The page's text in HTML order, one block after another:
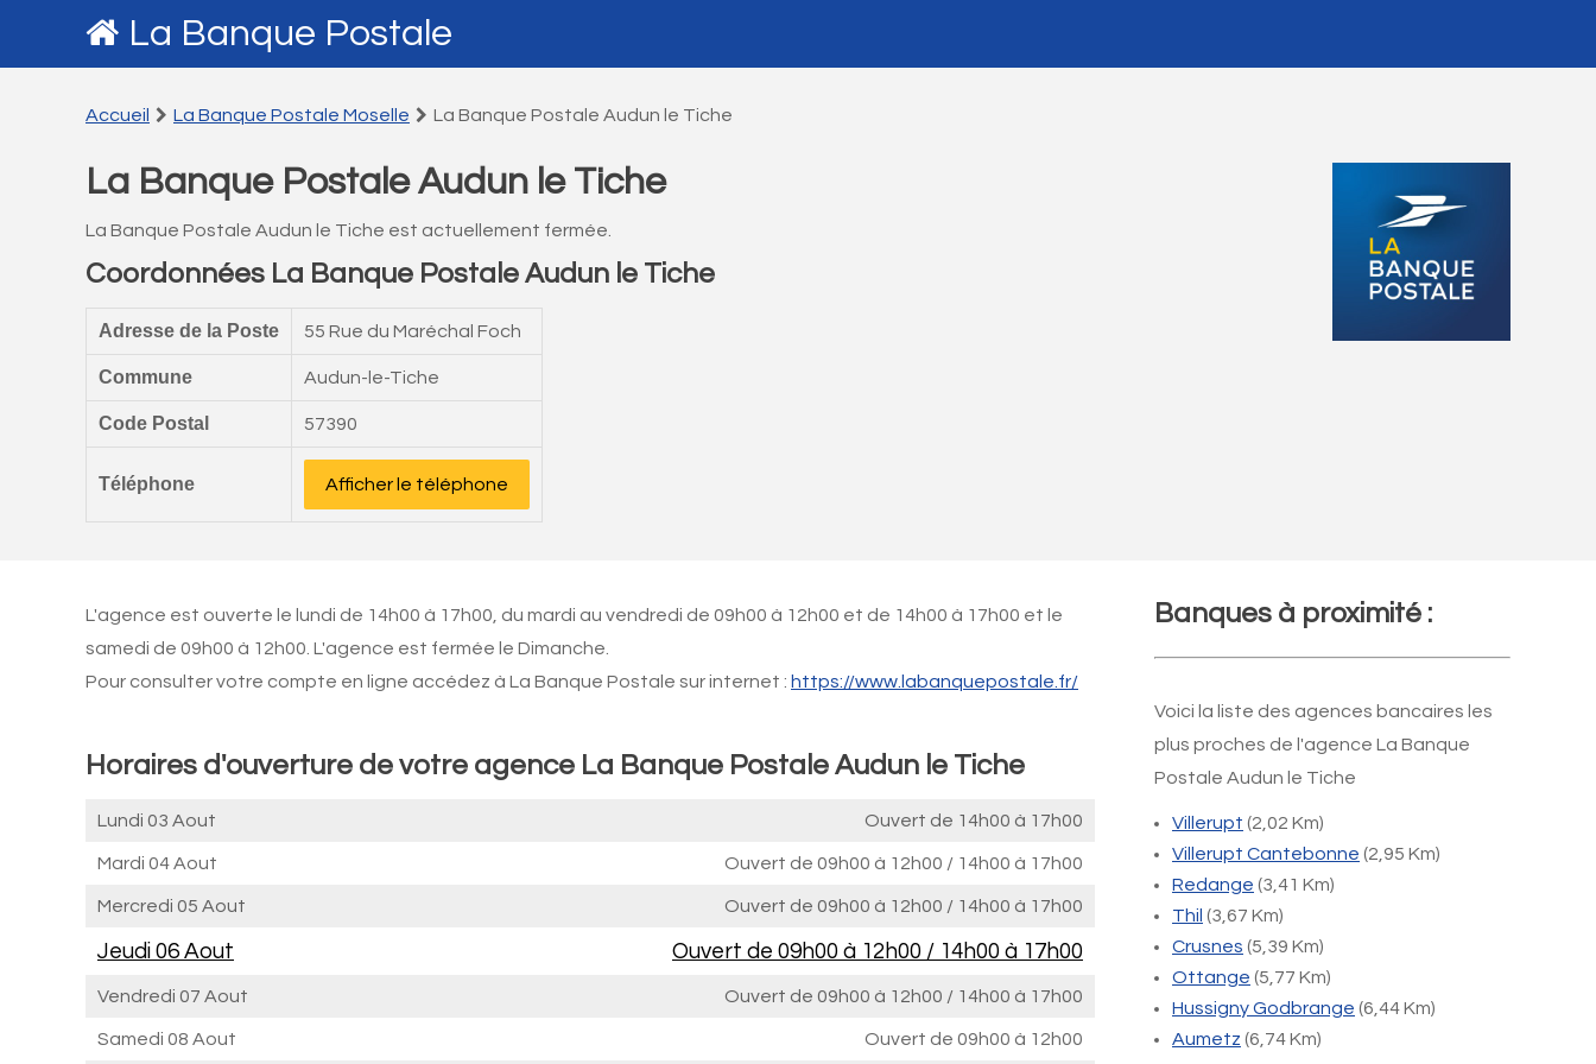
La Banque Postale
Accueil La Banque Postale Moselle La Banque Postale Audun le Tiche
La Banque Postale Audun le Tiche
La Banque Postale Audun le Tiche est actuellement fermée.
Coordonnées La Banque Postale Audun le Tiche
Adresse de la Poste 55 Rue du Maréchal Foch
Commune Audun-le-Tiche
Code Postal 57390
Téléphone Afficher le téléphone
L'agence est ouverte le lundi de 14h00 à 17h00, du mardi au vendredi de 09h00 à 12h00 et de 14h00 à 17h00 et le
samedi de 09h00 à 12h00. L'agence est fermée le Dimanche.
Pour consulter votre compte en ligne accédez à La Banque Postale sur internet : https://www.labanquepostale.fr/
Horaires d'ouverture de votre agence La Banque Postale Audun le Tiche
Lundi 03 Aout Ouvert de 14h00 à 17h00
Mardi 04 Aout Ouvert de 09h00 à 12h00 / 14h00 à 17h00
Mercredi 05 Aout Ouvert de 09h00 à 12h00 / 14h00 à 17h00
Jeudi 06 Aout Ouvert de 09h00 à 12h00 / 14h00 à 17h00
Vendredi 07 Aout Ouvert de 09h00 à 12h00 / 14h00 à 17h00
Samedi 08 Aout Ouvert de 09h00 à 12h00
Banques à proximité :
Voici la liste des agences bancaires les
plus proches de l'agence La Banque
Postale Audun le Tiche
Villerupt (2,02 Km)
Villerupt Cantebonne (2,95 Km)
Redange (3,41 Km)
Thil (3,67 Km)
Crusnes (5,39 Km)
Ottange (5,77 Km)
Hussigny Godbrange (6,44 Km)
Aumetz (6,74 Km)